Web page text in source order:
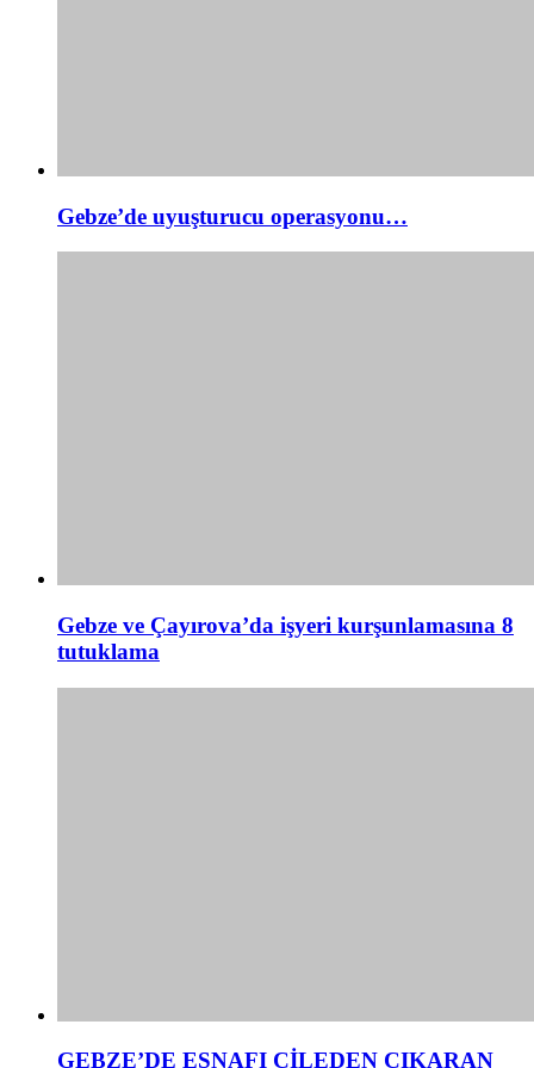
Gebze’de uyuşturucu operasyonu…
Gebze ve Çayırova’da işyeri kurşunlamasına 8
tutuklama
GEBZE’DE ESNAFI ÇİLEDEN ÇIKARAN